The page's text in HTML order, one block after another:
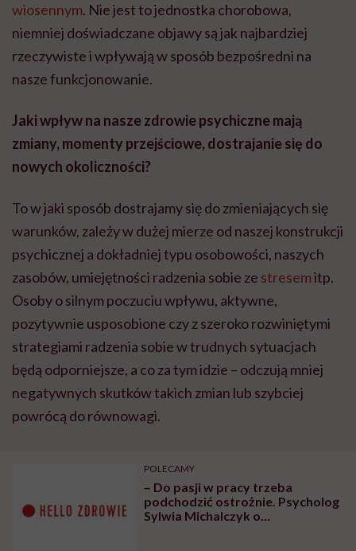
wiosennym. Nie jest to jednostka chorobowa,
niemniej doświadczane objawy są jak najbardziej
rzeczywiste i wpływają w sposób bezpośredni na
nasze funkcjonowanie.
Jaki wpływ na nasze zdrowie psychiczne mają
zmiany, momenty przejściowe, dostrajanie się do
nowych okoliczności?
To w jaki sposób dostrajamy się do zmieniających się
warunków, zależy w dużej mierze od naszej konstrukcji
psychicznej a dokładniej typu osobowości, naszych
zasobów, umiejętności radzenia sobie ze stresemitp.
Osoby o silnym poczuciu wpływu, aktywne,
pozytywnie usposobione czy z szeroko rozwiniętymi
strategiami radzenia sobie w trudnych sytuacjach
będą odporniejsze, a co za tym idzie – odczują mniej
negatywnych skutków takich zmian lub szybciej
powrócą do równowagi.
POLECAMY
– Do pasji w pracy trzeba
podchodzić ostrożnie. Psycholog
Sylwia Michalczyk o